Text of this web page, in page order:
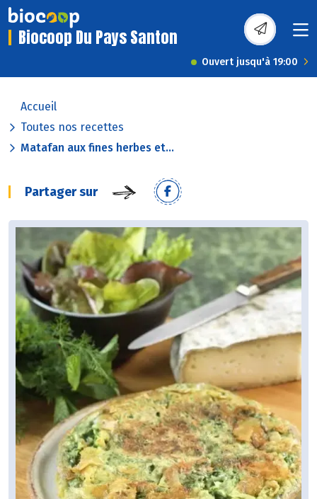
Biocoop Du Pays Santon
Ouvert jusqu'à 19:00
Accueil
Toutes nos recettes
Matafan aux fines herbes et...
Partager sur